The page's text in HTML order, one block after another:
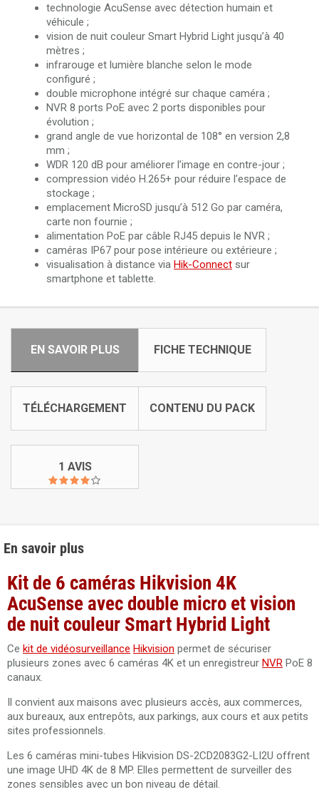
technologie AcuSense avec détection humain et
véhicule ;
vision de nuit couleur Smart Hybrid Light jusqu’à 40
mètres ;
infrarouge et lumière blanche selon le mode
configuré ;
double microphone intégré sur chaque caméra ;
NVR 8 ports PoE avec 2 ports disponibles pour
évolution ;
grand angle de vue horizontal de 108° en version 2,8
mm ;
WDR 120 dB pour améliorer l’image en contre-jour ;
compression vidéo H.265+ pour réduire l’espace de
stockage ;
emplacement MicroSD jusqu’à 512 Go par caméra,
carte non fournie ;
alimentation PoE par câble RJ45 depuis le NVR ;
caméras IP67 pour pose intérieure ou extérieure ;
visualisation à distance via Hik-Connect sur
smartphone et tablette.
EN SAVOIR PLUS FICHE TECHNIQUE
TÉLÉCHARGEMENT CONTENU DU PACK
1 AVIS
En savoir plus
Kit de 6 caméras Hikvision 4K
AcuSense avec double micro et vision
de nuit couleur Smart Hybrid Light
Ce kit de vidéosurveillance Hikvision permet de sécuriser
plusieurs zones avec 6 caméras 4K et un enregistreur NVR PoE 8
canaux.
Il convient aux maisons avec plusieurs accès, aux commerces,
aux bureaux, aux entrepôts, aux parkings, aux cours et aux petits
sites professionnels.
Les 6 caméras mini-tubes Hikvision DS-2CD2083G2-LI2U offrent
une image UHD 4K de 8 MP. Elles permettent de surveiller des
zones sensibles avec un bon niveau de détail.